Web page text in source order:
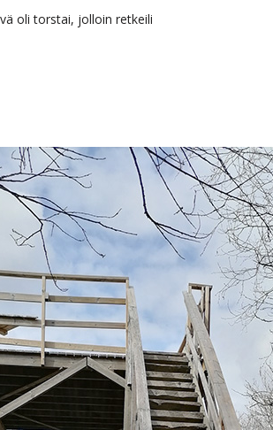
oli torstai, jolloin retkeili